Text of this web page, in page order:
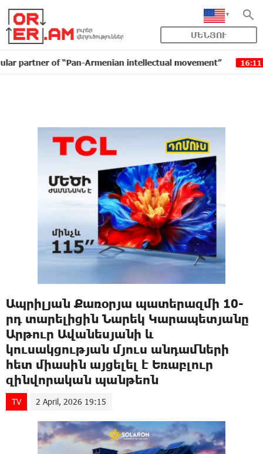
ՄԵՆՅՈՒ
of “Pan-Armenian intellectual movement” 16:11
Ապրիլյան Քառօրյա պատերազմի 10-
րդ տարելիցին Նարեկ Կարապետյանը
Արթուր Ավանեսյանի և
կուսակցության մյուս անդամների
հետ միասին այցելել է Եռաբլուր
զինվորական պանթեոն
TV 2 April, 2026 19:15